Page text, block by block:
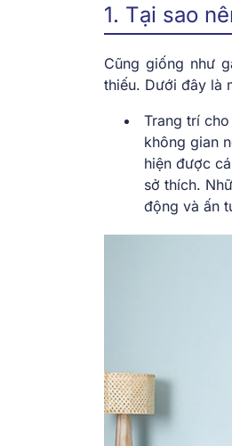
1. Tại sao
Cũng giống như
thiếu. Dưới đây là
Trang trí
không gian
hiện được
sở thích.
động và ấn